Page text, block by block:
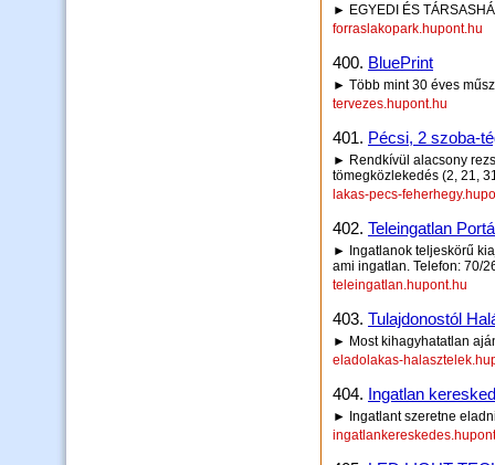
► EGYEDI ÉS
forraslakopark.hupont.hu
400. BluePrint
► Több mint 30 éves
tervezes.hupont.hu
401. Pécsi, 2 szoba-
► Rendkívül alacsony
tömegközlekedés (2, 21,
lakas-pecs-
402. Teleingatlan
► Ingatlanok teljeskörű
ami ingatlan. Telefon: 70/
teleingatlan.hupont.hu
403. Tulajdonostól
► Most kihagyhatatlan
eladolakas-
404. Ingatlan
► Ingatlant szeretne